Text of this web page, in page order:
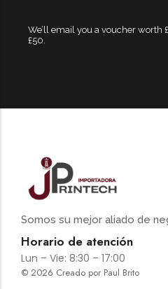
We’ll email you a voucher worth
£50.
Somos su mejor aliado de
Horario de atención
Lun – Vie: 8:30 – 17:00
© 2026 Creado por Paul Brito